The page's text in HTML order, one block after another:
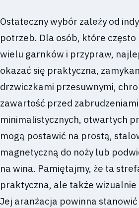
Ostateczny wybór zależy od
potrzeb. Dla osób, które często
wielu garnków i przypraw,
okazać się praktyczna,
drzwiczkami przesuwnymi,
zawartość przed
minimalistycznych, otwartych
mogą postawić na prostą,
magnetyczną do noży lub
na wina. Pamiętajmy, że ta
praktyczna, ale także wizualnie
Jej aranżacja powinna